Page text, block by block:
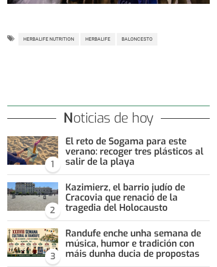
HERBALIFE NUTRITION HERBALIFE BALONCESTO
Noticias de hoy
1
El reto de Sogama para este
verano: recoger tres plásticos al
salir de la playa
2
Kazimierz, el barrio judío de
Cracovia que renació de la
tragedia del Holocausto
3
Randufe enche unha semana de
música, humor e tradición con
máis dunha ducia de propostas